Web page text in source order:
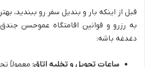
قبل از اینکه بار و بندیل سفر رو ببندید،
به رزرو و قوانین اقامتگاه عموحسن
دغدغه باشه:
ساعات تحویل و تخلیه اتاق: